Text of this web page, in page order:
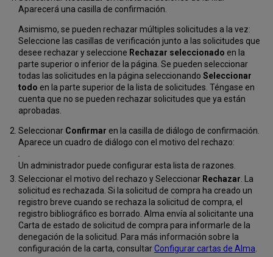
Aparecerá una casilla de confirmación.
Asimismo, se pueden rechazar múltiples solicitudes a la vez:
Seleccione las casillas de verificación junto a las solicitudes que
desee rechazar y seleccione Rechazar seleccionado en la
parte superior o inferior de la página. Se pueden seleccionar
todas las solicitudes en la página seleccionando Seleccionar
todo en la parte superior de la lista de solicitudes. Téngase en
cuenta que no se pueden rechazar solicitudes que ya están
aprobadas.
Seleccionar Confirmar en la casilla de diálogo de confirmación.
Aparece un cuadro de diálogo con el motivo del rechazo:
Un administrador puede configurar esta lista de razones.
Seleccionar el motivo del rechazo y Seleccionar Rechazar. La
solicitud es rechazada. Si la solicitud de compra ha creado un
registro breve cuando se rechaza la solicitud de compra, el
registro bibliográfico es borrado. Alma envía al solicitante una
Carta de estado de solicitud de compra para informarle de la
denegación de la solicitud. Para más información sobre la
configuración de la carta, consultarConfigurar cartas de Alma.